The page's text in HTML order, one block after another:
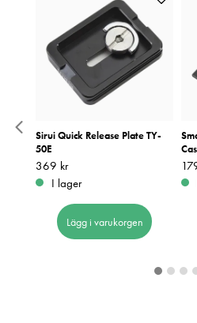
Sirui Quick Release Plate TY-
50E
Pris: 369 kr
369 kr
I lager
Lägg i varukorgen
Pris